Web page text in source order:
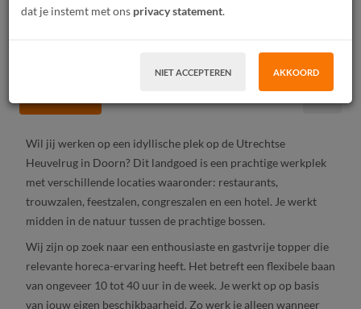
Horecamedewerker Junior, Medior, Senior
Wil jij werken op een idyllische plek op de Utrechtse
Heuvelrug in Doorn? Dit landgoed is een prachtige werkplek
met verschillende locaties waaronder: restaurants,
trouwzalen, feestzalen, congreszalen en een hotel. Je werkt
midden in de natuur tussen de prachtige bossen.
Wij zijn op zoek naar een enthousiaste en gastvrije topper die
relevante horeca-ervaring heeft. Het betreft een flexibele baan
van ongeveer 10 tot 40 uur in de week. Je werkt op op basis
van jouw eigen beschikbaarheid. Zo werk je alleen wanneer
dat je instemt met ons privacy statement.
NIET ACCEPTEREN AKKOORD